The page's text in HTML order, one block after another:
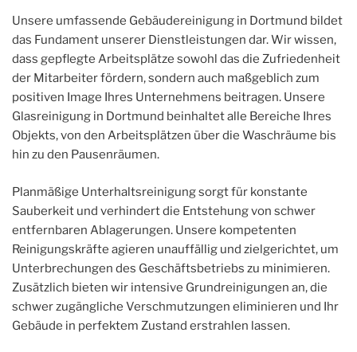
Unsere umfassende Gebäudereinigung in Dortmund bildet
das Fundament unserer Dienstleistungen dar. Wir wissen,
dass gepflegte Arbeitsplätze sowohl das die Zufriedenheit
der Mitarbeiter fördern, sondern auch maßgeblich zum
positiven Image Ihres Unternehmens beitragen. Unsere
Glasreinigung in Dortmund beinhaltet alle Bereiche Ihres
Objekts, von den Arbeitsplätzen über die Waschräume bis
hin zu den Pausenräumen.
Planmäßige Unterhaltsreinigung sorgt für konstante
Sauberkeit und verhindert die Entstehung von schwer
entfernbaren Ablagerungen. Unsere kompetenten
Reinigungskräfte agieren unauffällig und zielgerichtet, um
Unterbrechungen des Geschäftsbetriebs zu minimieren.
Zusätzlich bieten wir intensive Grundreinigungen an, die
schwer zugängliche Verschmutzungen eliminieren und Ihr
Gebäude in perfektem Zustand erstrahlen lassen.